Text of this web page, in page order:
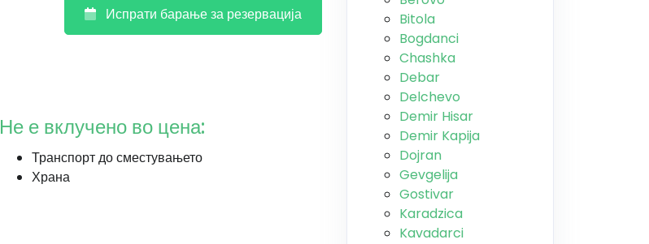
Испрати барање за резервација
Не е вклучено во цена:
Транспорт до сместувањето
Храна
Bitola
Bogdanci
Chashka
Debar
Delchevo
Demir Hisar
Demir Kapija
Dojran
Gevgelija
Gostivar
Karadzica
Kavadarci